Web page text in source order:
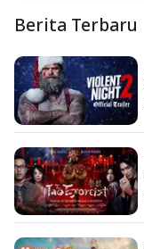
Berita Terbaru